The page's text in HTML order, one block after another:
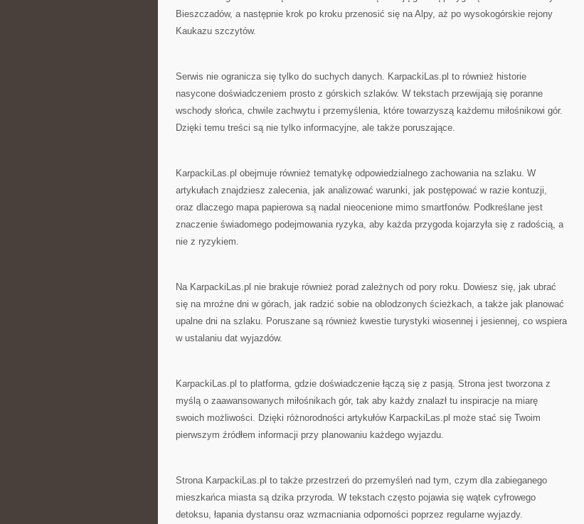
Bieszczadów, a następnie krok po kroku przenosić się na Alpy, aż po wysokogórskie rejony
Kaukazu szczytów.
Serwis nie ogranicza się tylko do suchych danych. KarpackiLas.pl to również historie
nasycone doświadczeniem prosto z górskich szlaków. W tekstach przewijają się poranne
wschody słońca, chwile zachwytu i przemyślenia, które towarzyszą każdemu miłośnikowi gór.
Dzięki temu treści są nie tylko informacyjne, ale także poruszające.
KarpackiLas.pl obejmuje również tematykę odpowiedzialnego zachowania na szlaku. W
artykułach znajdziesz zalecenia, jak analizować warunki, jak postępować w razie kontuzji,
oraz dlaczego mapa papierowa są nadal nieocenione mimo smartfonów. Podkreślane jest
znaczenie świadomego podejmowania ryzyka, aby każda przygoda kojarzyła się z radością, a
nie z ryzykiem.
Na KarpackiLas.pl nie brakuje również porad zależnych od pory roku. Dowiesz się, jak ubrać
się na mroźne dni w górach, jak radzić sobie na oblodzonych ścieżkach, a także jak planować
upalne dni na szlaku. Poruszane są również kwestie turystyki wiosennej i jesiennej, co wspiera
w ustalaniu dat wyjazdów.
KarpackiLas.pl to platforma, gdzie doświadczenie łączą się z pasją. Strona jest tworzona z
myślą o zaawansowanych miłośnikach gór, tak aby każdy znalazł tu inspiracje na miarę
swoich możliwości. Dzięki różnorodności artykułów KarpackiLas.pl może stać się Twoim
pierwszym źródłem informacji przy planowaniu każdego wyjazdu.
Strona KarpackiLas.pl to także przestrzeń do przemyśleń nad tym, czym dla zabieganego
mieszkańca miasta są dzika przyroda. W tekstach często pojawia się wątek cyfrowego
detoksu, łapania dystansu oraz wzmacniania odporności poprzez regularne wyjazdy.